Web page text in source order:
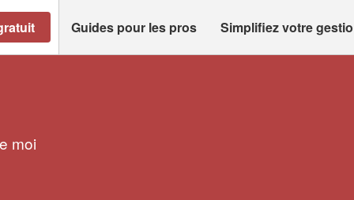
Guides pour les pros Simplifiez votre
moi